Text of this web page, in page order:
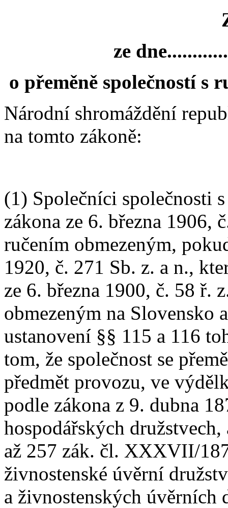
ze
o přeměně společností s
Národní shromáždění
na tomto zákoně:
(1) Společníci společnosti
zákona ze 6. března 1906,
ručením obmezeným,
1920, č. 271 Sb. z. a n.,
ze 6. března 1900, č. 58 ř.
obmezeným na Slovensko
ustanovení §§ 115 a 116
tom, že společnost se
předmět provozu, ve
podle zákona z 9. dubna
hospodářských
až 257 zák. čl. XXXVII/
živnostenské úvěrní
a živnostenských